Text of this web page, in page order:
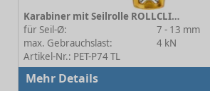
Karabiner mit Seilrolle ROLLCLIP A P74 TL
für Seil-Ø:
7 - 13 mm
max. Gebrauchslast:
4 kN
Artikel-Nr.: PET-P74 TL
Mehr Details